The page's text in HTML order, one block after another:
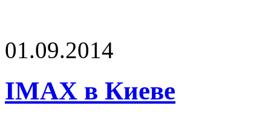
01.09.2014
IMAX в Киеве